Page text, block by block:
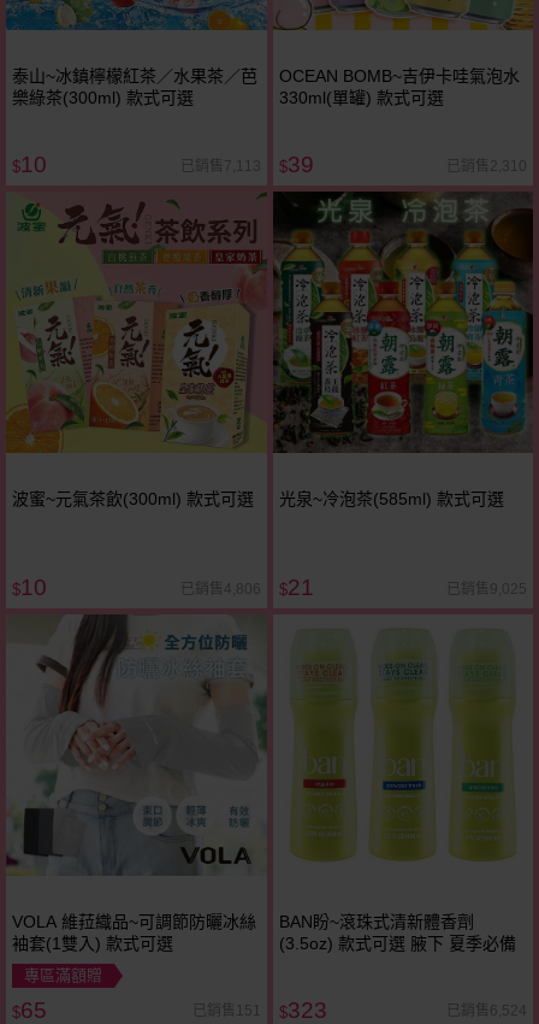
泰山~冰鎮檸檬紅茶／水果茶／芭
樂綠茶(300ml) 款式可選
$10 已銷售7,113
OCEAN BOMB~吉伊卡哇氣泡水
330ml(單罐) 款式可選
$39 已銷售2,310
波蜜~元氣茶飲(300ml) 款式可選
$10 已銷售4,806
光泉~冷泡茶(585ml) 款式可選
$21 已銷售9,025
VOLA 維菈織品~可調節防曬冰絲
袖套(1雙入) 款式可選
專區滿額贈
$65 已銷售151
BAN盼~滾珠式清新體香劑
(3.5oz) 款式可選 腋下 夏季必備
$323 已銷售6,524